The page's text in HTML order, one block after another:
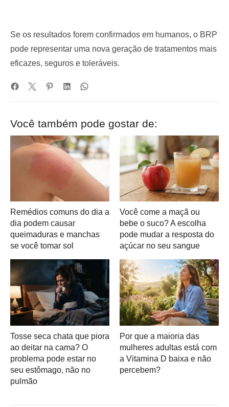
Se os resultados forem confirmados em humanos, o BRP
pode representar uma nova geração de tratamentos mais
eficazes, seguros e toleráveis.
Você também pode gostar de:
Remédios comuns do dia a
dia podem causar
queimaduras e manchas
se você tomar sol
Você come a maçã ou
bebe o suco? A escolha
pode mudar a resposta do
açúcar no seu sangue
Tosse seca chata que piora
ao deitar na cama? O
problema pode estar no
seu estômago, não no
pulmão
Por que a maioria das
mulheres adultas está com
a Vitamina D baixa e não
percebem?